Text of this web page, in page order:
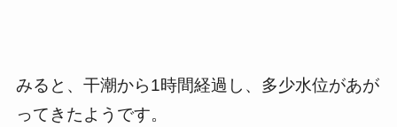
みると、干潮から1時間経過し、多少水位があが
ってきたようです。